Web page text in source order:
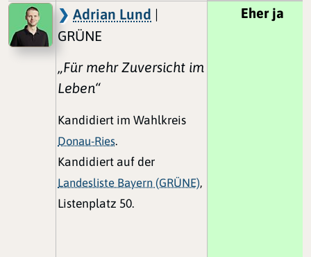
Adrian Lund |
GRÜNE
„Für mehr Zuversicht im
Leben“
Kandidiert im Wahlkreis
Donau-Ries.
Kandidiert auf der
Landesliste Bayern (GRÜNE),
Listenplatz 50.
Eher ja